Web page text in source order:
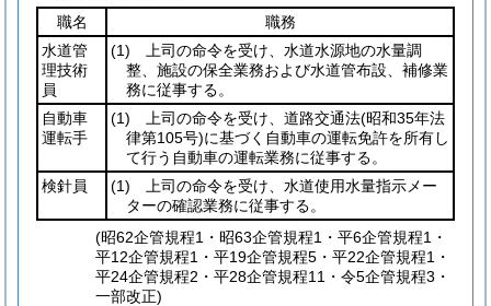
職名
職務
水道管
理技術
員
(1) 上司の命令を受け、水道水源地の水量調
整、施設の保全業務および水道管布設、補修業
務に従事する。
自動車
運転手
(1) 上司の命令を受け、道路交通法(昭和35年法
律第105号)に基づく自動車の運転免許を所有し
て行う自動車の運転業務に従事する。
検針員
(1) 上司の命令を受け、水道使用水量指示メー
ターの確認業務に従事する。
(昭62企管規程1・昭63企管規程1・平6企管規程1・
平12企管規程1・平19企管規程5・平22企管規程1・
平24企管規程2・平28企管規程11・令5企管規程3・
一部改正)